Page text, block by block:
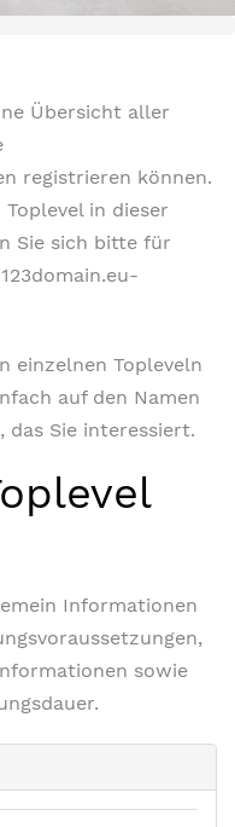
Übersicht aller
registrieren können.
in dieser
Sie sich bitte für
einzelnen Topleveln
auf den Namen
das Sie interessiert.
Informationen
sowie